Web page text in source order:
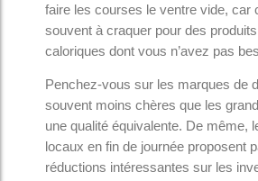
faire les courses le ventre vide, car
souvent à craquer pour des
caloriques dont vous n’avez pas
Penchez-vous sur les marques de
souvent moins chères que les
une qualité équivalente. De même,
locaux en fin de journée proposent
réductions intéressantes sur les